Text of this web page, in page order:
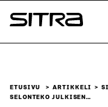
Siirry
suoraan
Sitra
ETUSIVU ARTIKKELI
SELONTEKO JULKISEN…